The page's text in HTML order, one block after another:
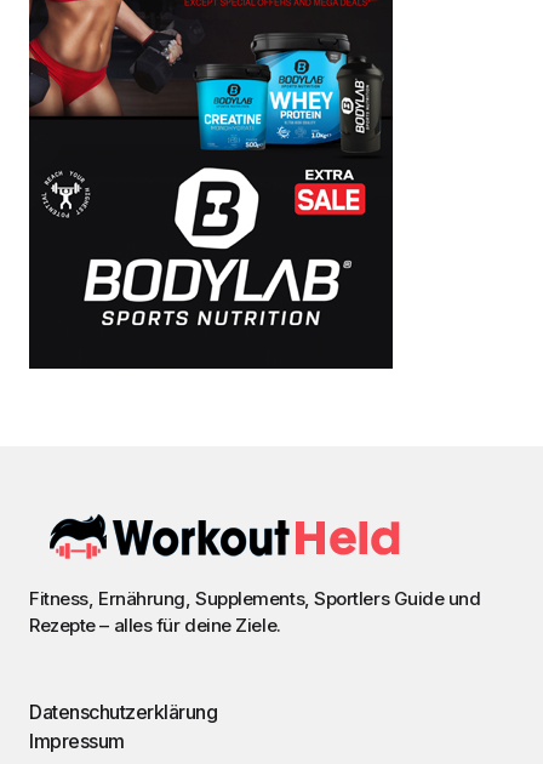
Fitness, Ernährung, Supplements, Sportlers Guide und
Rezepte – alles für deine Ziele.
Datenschutzerklärung
Impressum